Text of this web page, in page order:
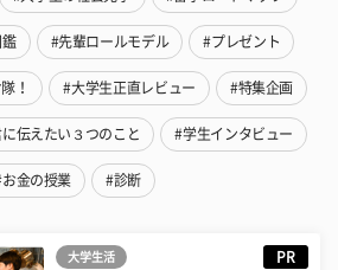
鑑 #先輩ロールモデル #プレゼント
！ #大学生正直レビュー #特集企画
伝えたい３つのこと #学生インタビュー
お金の授業 #診断
大学生活 PR